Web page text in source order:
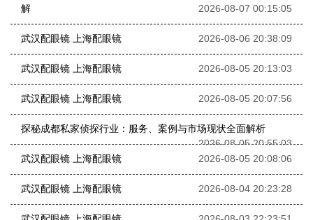
解
2026-08-07 00:15:05
武汉配眼镜 上海配眼镜 2026-08-06 20:38:09
武汉配眼镜 上海配眼镜 2026-08-05 20:13:03
武汉配眼镜 上海配眼镜 2026-08-05 20:07:56
探秘成都私家侦探行业：服务、案例与市场现状全面解析
2026-08-05 20:55:03
武汉配眼镜 上海配眼镜
2026-08-05 20:08:06
武汉配眼镜 上海配眼镜 2026-08-04 20:23:28